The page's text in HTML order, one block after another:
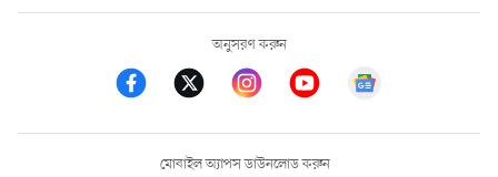
অনুসরণ করুন
মোবাইল অ্যাপস ডাউনলোড করুন